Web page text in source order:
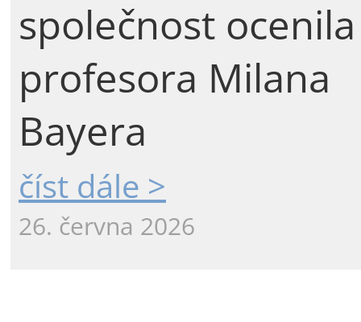
společnost ocenila
profesora Milana
Bayera
číst dále >
26. června 2026